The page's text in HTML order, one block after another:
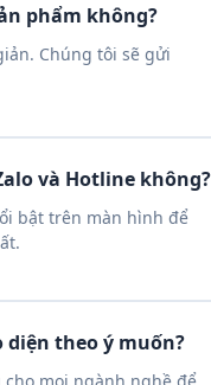
phẩm không?
Chúng tôi sẽ gửi
và Hotline không?
bật trên màn hình để
diện theo ý muốn?